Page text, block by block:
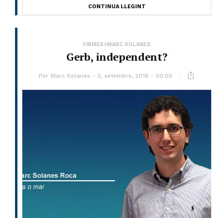
CONTINUA LLEGINT
FIRMES>MARC SOLANES
Gerb, independent?
Per Marc Solanes 3, setembre, 2018 - 00:00